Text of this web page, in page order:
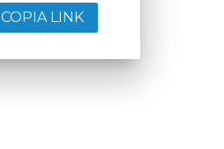
COPIA LINK